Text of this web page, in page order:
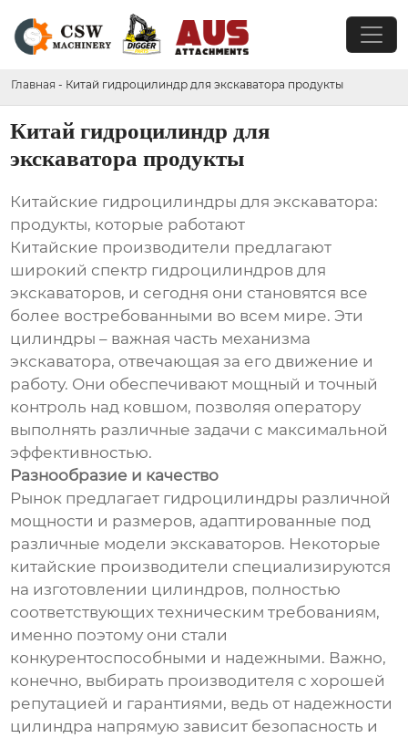
Главная - Китай гидроцилиндр для экскаватора продукты
Китай гидроцилиндр для
экскаватора продукты
Китайские гидроцилиндры для экскаватора:
продукты, которые работают
Китайские производители предлагают
широкий спектр гидроцилиндров для
экскаваторов, и сегодня они становятся все
более востребованными во всем мире. Эти
цилиндры – важная часть механизма
экскаватора, отвечающая за его движение и
работу. Они обеспечивают мощный и точный
контроль над ковшом, позволяя оператору
выполнять различные задачи с максимальной
эффективностью.
Разнообразие и качество
Рынок предлагает гидроцилиндры различной
мощности и размеров, адаптированные под
различные модели экскаваторов. Некоторые
китайские производители специализируются
на изготовлении цилиндров, полностью
соответствующих техническим требованиям,
именно поэтому они стали
конкурентоспособными и надежными. Важно,
конечно, выбирать производителя с хорошей
репутацией и гарантиями, ведь от надежности
цилиндра напрямую зависит безопасность и